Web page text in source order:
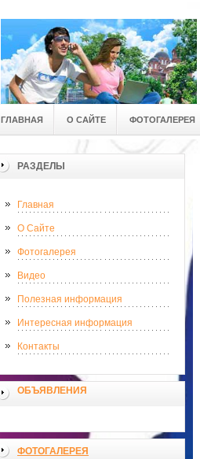
ГЛАВНАЯ О САЙТЕ ФОТОГАЛЕРЕЯ
РАЗДЕЛЫ
Главная
О Сайте
Фотогалерея
Видео
Полезная информация
Интересная информация
Контакты
ОБЪЯВЛЕНИЯ
ФОТОГАЛЕРЕЯ